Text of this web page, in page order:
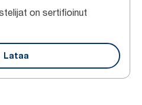
on sertifioinut
Lataa